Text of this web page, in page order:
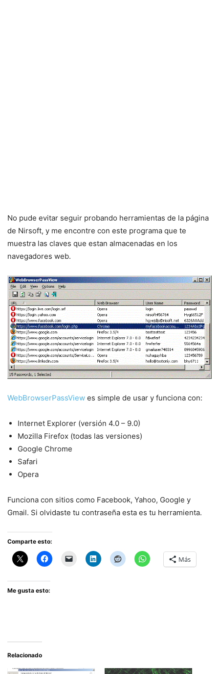
No pude evitar seguir probando herramientas de la página
de Nirsoft, y me encontre con este programa que te
muestra las claves que estan almacenadas en los
navegadores web.
WebBrowserPassView es simple de usar y funciona con:
Internet Explorer (versión 4.0 – 9.0)
Mozilla Firefox (todas las versiones)
Google Chrome
Safari
Opera
Funciona con sitios como Facebook, Yahoo, Google y
Gmail. Si olvidaste tu contraseña esta es tu herramienta.
Comparte esto:
Más
Me gusta esto:
Relacionado